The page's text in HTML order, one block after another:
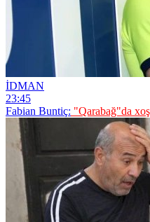
İDMAN
23:45
Fabian Buntiç: "Qarabağ"da